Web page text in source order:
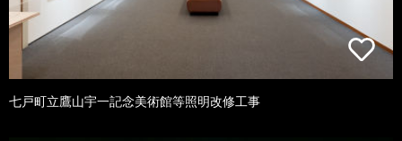
七戸町立鷹山宇一記念美術館等照明改修工事